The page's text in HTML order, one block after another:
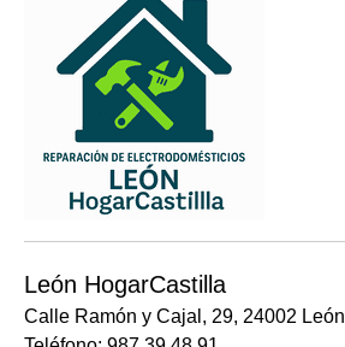
León HogarCastilla
Calle Ramón y Cajal, 29, 24002 León